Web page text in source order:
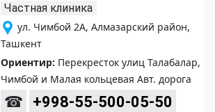
Частная клиника
ул. Чимбой 2А, Алмазарский район,
Ташкент
Ориентир: Перекресток улиц Талабалар,
Чимбой и Малая кольцевая Авт. дорога
☎ +998-55-500-05-50